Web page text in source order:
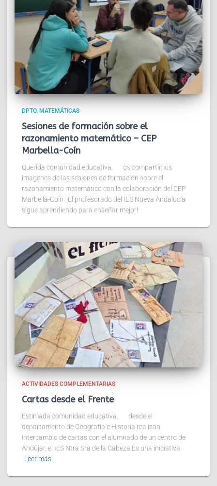
DPTO. MATEMÁTICAS
Sesiones de formación sobre el
razonamiento matemático – CEP
Marbella-Coín
Querida comunidad educativa, os compartimos
imagenes de las sesiones de formación sobre el
razonamiento matemático con la colaboración del CEP
Marbella-Coín. ¡El profesorado del IES Nueva Andalucía
sigue aprendiendo para enseñar mejor!
ACTIVIDADES COMPLEMENTARIAS
Cartas desde el Frente
Estimada comunidad educativa, desde el
departamento de Geografía e Historia realizan
intercambio de cartas con el alumnado de un centro de
Andújar, el IES Ntra Sra de la Cabeza Es una iniciativa
Leer más